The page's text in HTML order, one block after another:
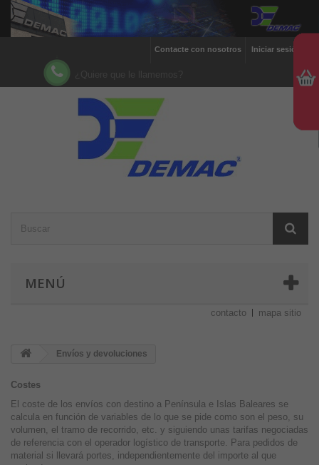
Iniciar sesión
Contacte con nosotros
MENÚ
contacto mapa sitio
Envíos y devoluciones
Costes
El coste de los envíos con destino a Península e Islas Baleares se
calcula en función de variables de lo que se pide como son el peso, su
volumen, el tramo de recorrido, etc. y siguiendo unas tarifas negociadas
de referencia con el operador logístico de transporte. Para pedidos de
material si llevará portes, independientemente del importe al que